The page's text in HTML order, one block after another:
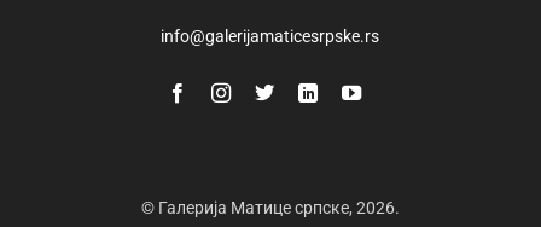
info@galerijamaticesrpske.rs
© Галерија Матице српске, 2026.